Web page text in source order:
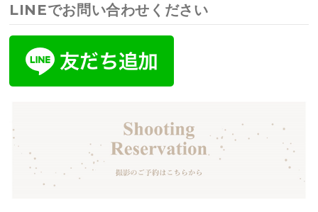
LINEでお問い合わせください